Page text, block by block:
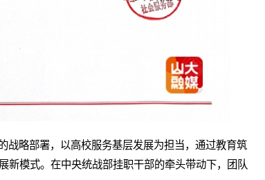
战略部署，以高校服务基层发展为担当，通过教育筑
新模式。在中央统战部挂职干部的牵头带动下，团队